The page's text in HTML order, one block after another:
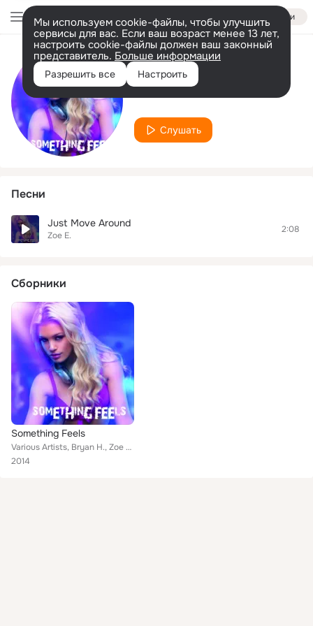
Войти
Мы используем cookie-файлы, чтобы улучшить
сервисы для вас. Если ваш возраст менее 13 лет,
настроить cookie-файлы должен ваш законный
представитель. Больше информации
Разрешить все Настроить
Исполнитель
Zoe E.
Слушать
Песни
Just Move Around
Zoe E.
2:08
Сборники
Something Feels
Various Artists, Bryan H., Zoe E., Carlos G., Bailey V., Katelyn, Jade T., Mason B., Kimberly N., Bryce M.
2014